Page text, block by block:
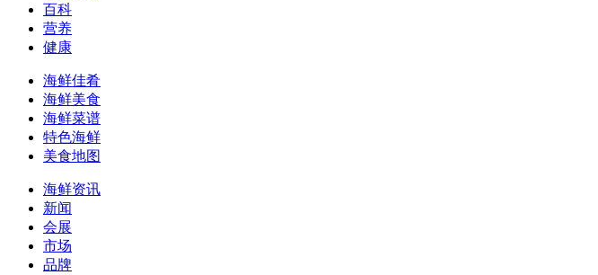
百科
营养
健康
海鲜佳肴
海鲜美食
海鲜菜谱
特色海鲜
美食地图
海鲜资讯
新闻
会展
市场
品牌